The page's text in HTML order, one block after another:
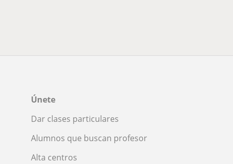
Únete
Dar clases particulares
Alumnos que buscan profesor
Alta centros